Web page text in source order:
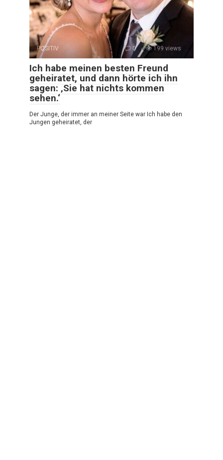
POSITIV 0 199 views
Ich habe meinen besten Freund
geheiratet, und dann hörte ich ihn
sagen: ‚Sie hat nichts kommen
sehen.‘
Der Junge, der immer an meiner Seite war Ich habe den
Jungen geheiratet, der